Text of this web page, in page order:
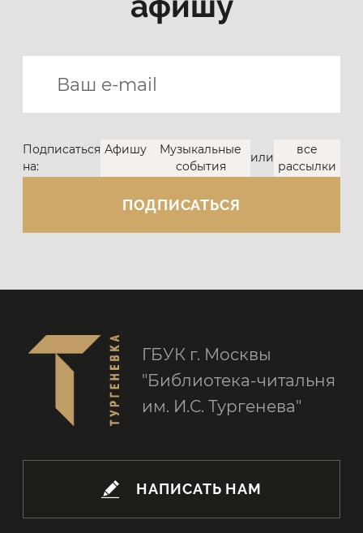
Подписаться
на:
Афишу
Музыкальные
события
или
все
рассылки
ГБУК г. Москвы
"Библиотека-читальня
им. И.С. Тургенева"
НАПИСАТЬ НАМ